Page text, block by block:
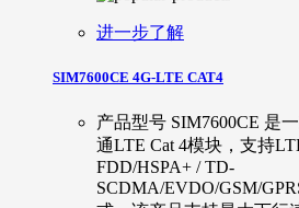
进一步了解
SIM7600CE 4G-LTE CAT4
产品型号 SIM7600CE 是
通LTE Cat 4模块，支持
FDD/HSPA+ / TD-
SCDMA/EVDO/GSM/